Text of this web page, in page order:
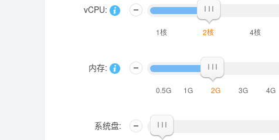
vCPU:
1核 2核 4核
内存:
0.5G 1G 2G 3G 4G
系统盘: